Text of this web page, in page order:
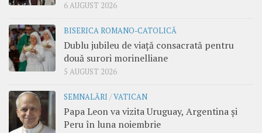
6 AUGUST 2026
BISERICA ROMANO-CATOLICĂ
Dublu jubileu de viață consacrată pentru
două surori morinelliane
5 AUGUST 2026
SEMNALĂRI /VATICAN
Papa Leon va vizita Uruguay, Argentina și
Peru în luna noiembrie